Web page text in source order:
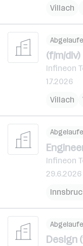
Villach
(f/m/div)
Infineon
1.7.2026
Villach
Infineon
29.6.2026
Design